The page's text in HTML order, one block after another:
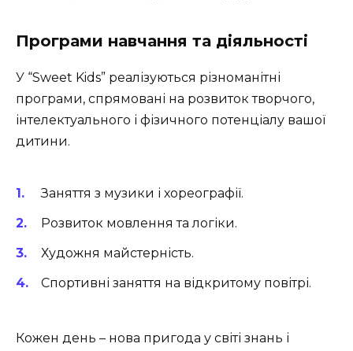
Програми навчання та діяльності
У “Sweet Kids” реалізуються різноманітні
програми, спрямовані на розвиток творчого,
інтелектуального і фізичного потенціалу вашої
дитини.
Заняття з музики і хореографії.
Розвиток мовлення та логіки.
Художня майстерність.
Спортивні заняття на відкритому повітрі.
Кожен день – нова пригода у світі знань і